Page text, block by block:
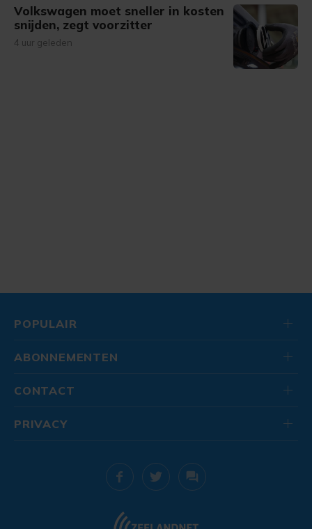
Volkswagen moet sneller in kosten
snijden, zegt voorzitter
4 uur geleden
POPULAIR
ABONNEMENTEN
CONTACT
PRIVACY